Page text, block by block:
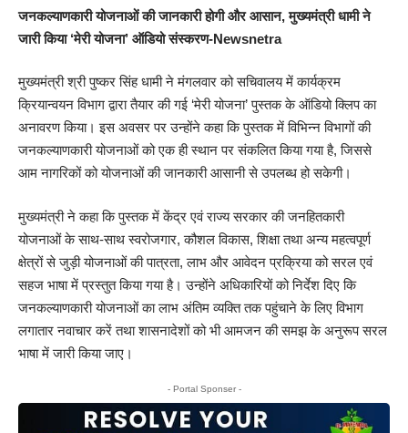
जनकल्याणकारी योजनाओं की जानकारी होगी और आसान, मुख्यमंत्री धामी ने
जारी किया ‘मेरी योजना’ ऑडियो संस्करण-Newsnetra
मुख्यमंत्री श्री पुष्कर सिंह धामी ने मंगलवार को सचिवालय में कार्यक्रम
क्रियान्वयन विभाग द्वारा तैयार की गई ‘मेरी योजना’ पुस्तक के ऑडियो क्लिप का
अनावरण किया। इस अवसर पर उन्होंने कहा कि पुस्तक में विभिन्न विभागों की
जनकल्याणकारी योजनाओं को एक ही स्थान पर संकलित किया गया है, जिससे
आम नागरिकों को योजनाओं की जानकारी आसानी से उपलब्ध हो सकेगी।
मुख्यमंत्री ने कहा कि पुस्तक में केंद्र एवं राज्य सरकार की जनहितकारी
योजनाओं के साथ-साथ स्वरोजगार, कौशल विकास, शिक्षा तथा अन्य महत्वपूर्ण
क्षेत्रों से जुड़ी योजनाओं की पात्रता, लाभ और आवेदन प्रक्रिया को सरल एवं
सहज भाषा में प्रस्तुत किया गया है। उन्होंने अधिकारियों को निर्देश दिए कि
जनकल्याणकारी योजनाओं का लाभ अंतिम व्यक्ति तक पहुंचाने के लिए विभाग
लगातार नवाचार करें तथा शासनादेशों को भी आमजन की समझ के अनुरूप सरल
भाषा में जारी किया जाए।
- Portal Sponser -